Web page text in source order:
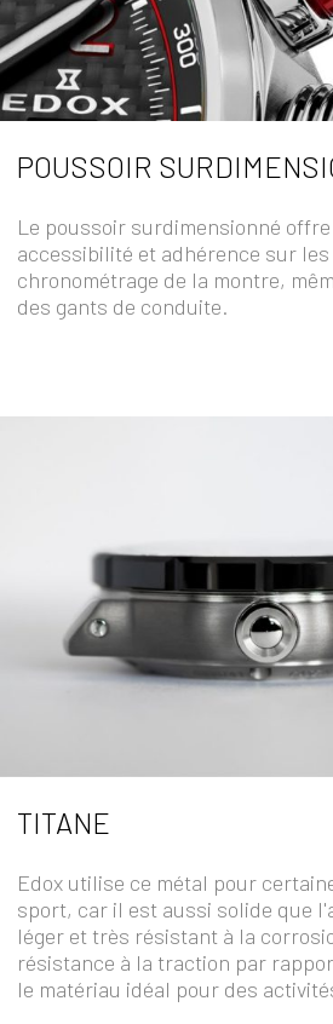
POUSSOIR
Le poussoir surdimensionné
accessibilité et adhérence sur
chronométrage de la montre,
des gants de conduite.
TITANE
Edox utilise ce métal pour
sport, car il est aussi solide que
léger et très résistant à la
résistance à la traction par
le matériau idéal pour des